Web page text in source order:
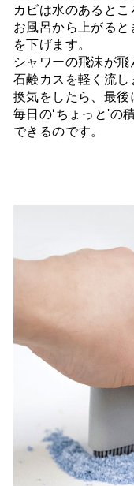
カビは水のあるとこ
お風呂から上がる
を下げます。
シャワーの飛沫が
石鹸カスを軽く流し
換気をしたら、最後
毎日の‘ちょっと'の
できるのです。